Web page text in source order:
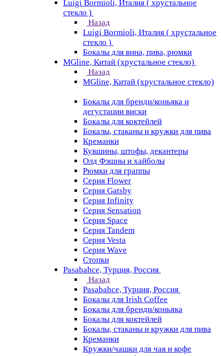
Luigi Bormioli, Италия ( хрустальное
стекло )
Назад
Luigi Bormioli, Италия ( хрустальное
стекло )
Бокалы для вина, пива, рюмки
MGline, Китай (хрустальное стекло)
Назад
MGline, Китай (хрустальное стекло)
Бокалы для бренди/коньяка и
дегустации виски
Бокалы для коктейлей
Бокалы, стаканы и кружки для пива
Креманки
Кувшины, штофы, декантеры
Олд Фэшны и хайболы
Рюмки для граппы
Серия Flower
Серия Gatsby
Серия Infinity
Серия Sensation
Серия Space
Серия Tandem
Серия Vesta
Серия Wave
Стопки
Pasabahce, Турция, Россия
Назад
Pasabahce, Турция, Россия
Бокалы для Irish Coffee
Бокалы для бренди/коньяка
Бокалы для коктейлей
Бокалы, стаканы и кружки для пива
Креманки
Кружки/чашки для чая и кофе